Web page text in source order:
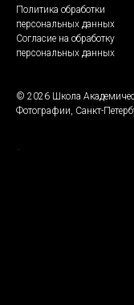
Политика обработки
персональных данных
Согласие на обработку
персональных данных
© 2026 Школа
Фотографии, Санкт-